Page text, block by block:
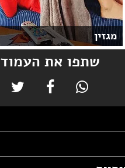
מגזין
שתפו את העמוד